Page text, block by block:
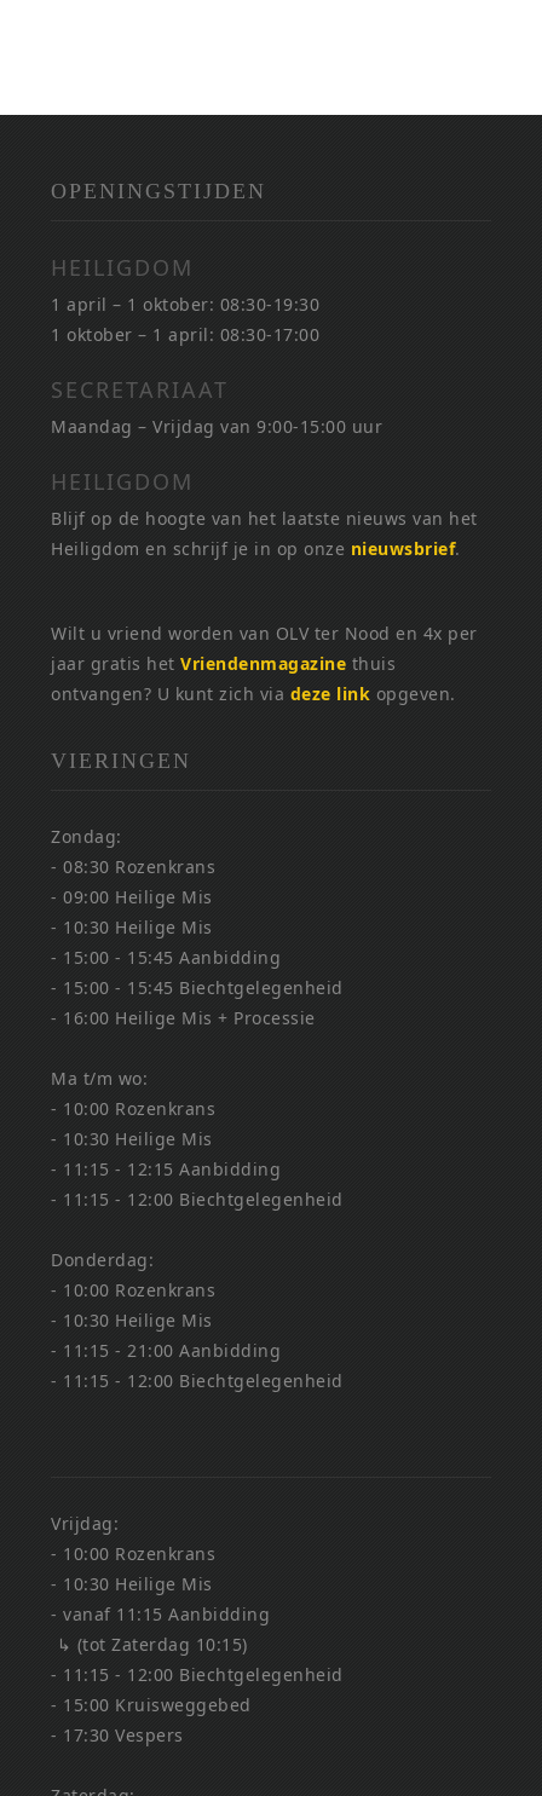
OPENINGSTIJDEN
HEILIGDOM
1 april – 1 oktober: 08:30-19:30
1 oktober – 1 april: 08:30-17:00
SECRETARIAAT
Maandag – Vrijdag van 9:00-15:00 uur
HEILIGDOM
Blijf op de hoogte van het laatste nieuws van het
Heiligdom en schrijf je in op onze nieuwsbrief.
Wilt u vriend worden van OLV ter Nood en 4x per
jaar gratis hetVriendenmagazine thuis
ontvangen? U kunt zich via deze link opgeven.
VIERINGEN
Zondag:
- 08:30 Rozenkrans
- 09:00 Heilige Mis
- 10:30 Heilige Mis
- 15:00 - 15:45 Aanbidding
- 15:00 - 15:45 Biechtgelegenheid
- 16:00 Heilige Mis + Processie
Ma t/m wo:
- 10:00 Rozenkrans
- 10:30 Heilige Mis
- 11:15 - 12:15 Aanbidding
- 11:15 - 12:00 Biechtgelegenheid
Donderdag:
- 10:00 Rozenkrans
- 10:30 Heilige Mis
- 11:15 - 21:00 Aanbidding
- 11:15 - 12:00 Biechtgelegenheid
Vrijdag:
- 10:00 Rozenkrans
- 10:30 Heilige Mis
- vanaf 11:15 Aanbidding
↳ (tot Zaterdag 10:15)
- 11:15 - 12:00 Biechtgelegenheid
- 15:00 Kruisweggebed
- 17:30 Vespers